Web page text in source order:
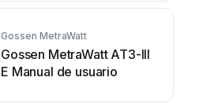
Gossen MetraWatt
Gossen MetraWatt AT3-III
E Manual de usuario